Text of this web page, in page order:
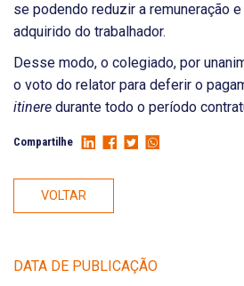
se podendo reduzir a remuneração
adquirido do trabalhador.
Desse modo, o colegiado, por
o voto do relator para deferir o
itinere durante todo o período
Compartilhe
VOLTAR
DATA DE PUBLICAÇÃO